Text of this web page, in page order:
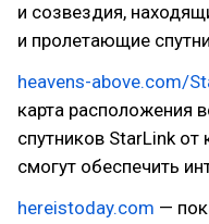
и созвездия,
и пролетающие
heavens-above.com/
карта расположения
спутников StarLink
смогут обеспечить
hereistoday.com —